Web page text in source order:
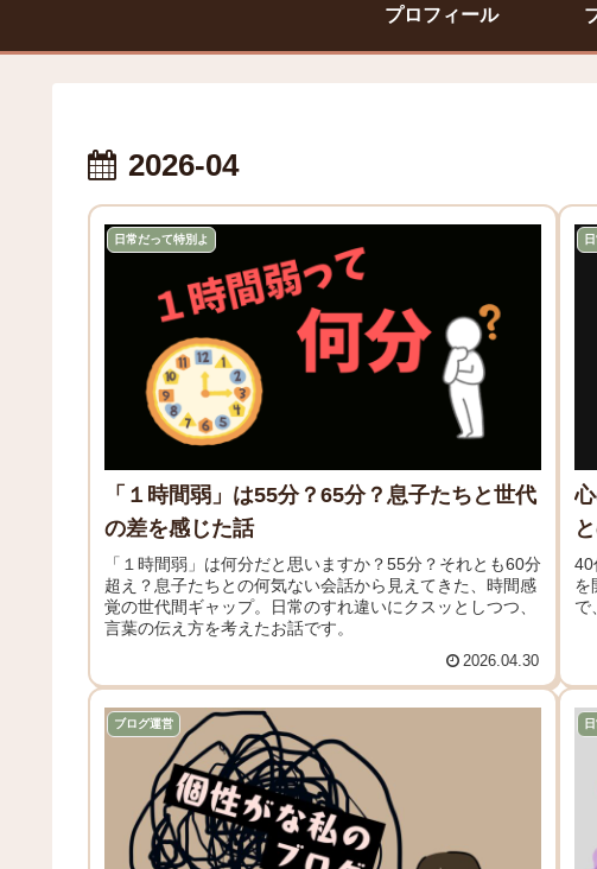
プロフィール
2026-04
日常だって特別よ
「１時間弱」は55分？65分？息子たちと世代
の差を感じた話
「１時間弱」は何分だと思いますか？55分？それとも60分
超え？息子たちとの何気ない会話から見えてきた、時間感
覚の世代間ギャップ。日常のすれ違いにクスッとしつつ、
言葉の伝え方を考えたお話です。
2026.04.30
40
を
で
ブログ運営